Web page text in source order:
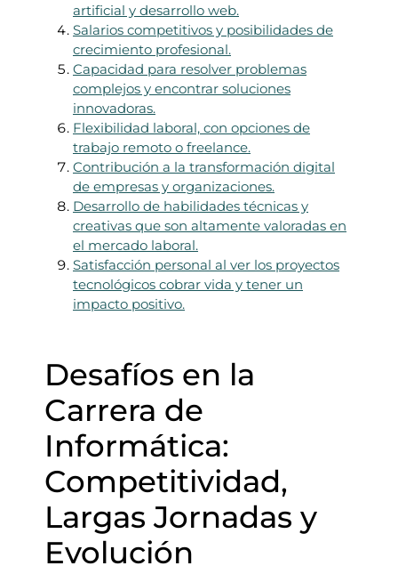
artificial y desarrollo web.
Salarios competitivos y posibilidades de
crecimiento profesional.
Capacidad para resolver problemas
complejos y encontrar soluciones
innovadoras.
Flexibilidad laboral, con opciones de
trabajo remoto o freelance.
Contribución a la transformación digital
de empresas y organizaciones.
Desarrollo de habilidades técnicas y
creativas que son altamente valoradas en
el mercado laboral.
Satisfacción personal al ver los proyectos
tecnológicos cobrar vida y tener un
impacto positivo.
Desafíos en la
Carrera de
Informática:
Competitividad,
Largas Jornadas y
Evolución